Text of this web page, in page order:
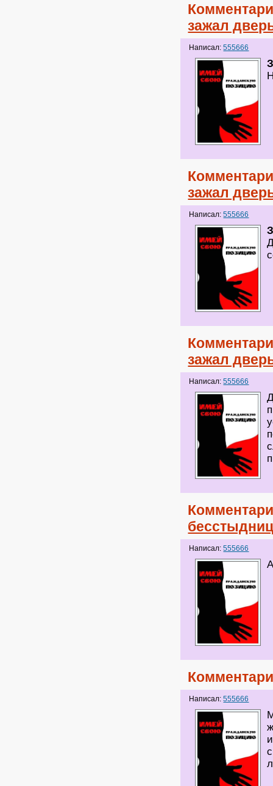
зажал
Написал:555666
зажал
Написал:555666
зажал
Написал:555666
Написал:555666
Написал:555666